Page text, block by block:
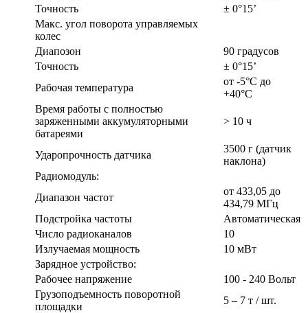
Точность
± 0°15’
Макс. угол поворота управляемых
колес
Диапозон
90 градусов
Точность
± 0°15’
Рабочая температура
от -5°С до
+40°С
Время работы с полностью
заряженными аккумуляторными
батареями
> 10 ч
Ударопрочность датчика
3500 г (датчик
наклона)
Радиомодуль:
Диапазон частот
от 433,05 до
434,79 МГц
Подстройка частоты
Автоматическая
Число радиоканалов
10
Излучаемая мощность
10 мВт
Зарядное устройство:
Рабочее напряжение
100 - 240 Вольт
Грузоподъемность поворотной
площадки
5 – 7 т / шт.